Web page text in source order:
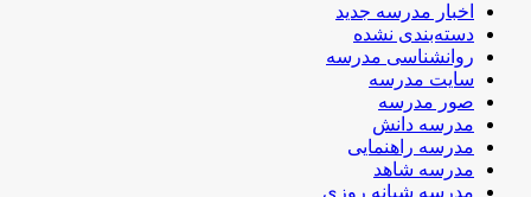
اخبار مدرسه جدید
دسته‌بندی نشده
روانشناسی مدرسه
سایت مدرسه
صور مدرسه
مدرسه دانش
مدرسه راهنمایی
مدرسه شاهد
مدرسه شبانه روزی